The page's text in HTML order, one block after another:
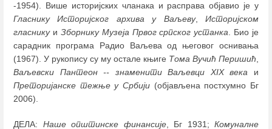
-1954). Више историјских чланака и расправа објавио је у
Гласнику Историјског архива у
Ваљеву,Историјском
гласникуи Зборнику Музеја Првог српског устанка. Био је
сарадник програма Радио Ваљева од његовог оснивања
(1967). У рукопису су му остале књиге Тома Вучић Перишић,
Ваљевски Пантеон -- знаменити Ваљевци XIX века и
Преторијанске тежње у Србији (објављена постхумно Бг
2006).
ДЕЛА: Наше општинске финансије, Бг 1931; Комуналне